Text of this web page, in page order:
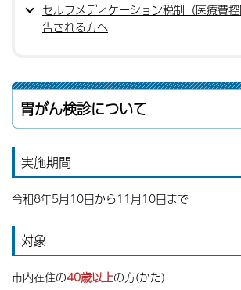
セルフメディケーション税制（医療費
告される方へ
胃がん検診について
実施期間
令和8年5月10日から11月10日まで
対象
市内在住の40歳以上の方(かた)